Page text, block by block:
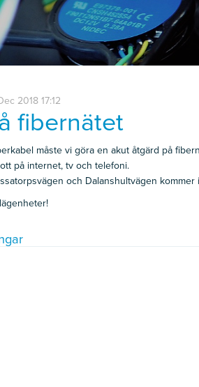
2018 17:12
fibernätet
måste vi göra en akut åtgärd på
på internet, tv och telefoni.
och Dalanshultvägen kommer